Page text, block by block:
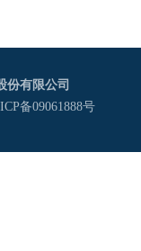
份有限公司
备09061888号